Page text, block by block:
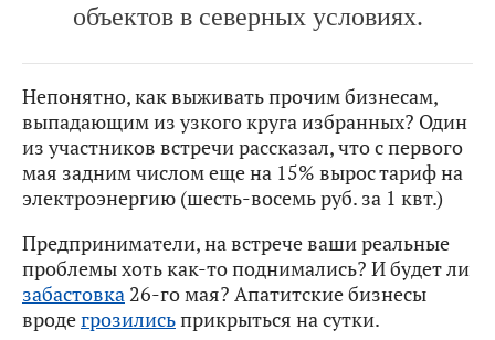
объектов в северных условиях.
Непонятно, как выживать прочим бизнесам,
выпадающим из узкого круга избранных? Один
из участников встречи рассказал, что с первого
мая задним числом еще на 15% вырос тариф на
электроэнергию (шесть-восемь руб. за 1 квт.)
Предприниматели, на встрече ваши реальные
проблемы хоть как-то поднимались? И будет ли
забастовка 26-го мая? Апатитские бизнесы
вродегрозилисьприкрыться на сутки.